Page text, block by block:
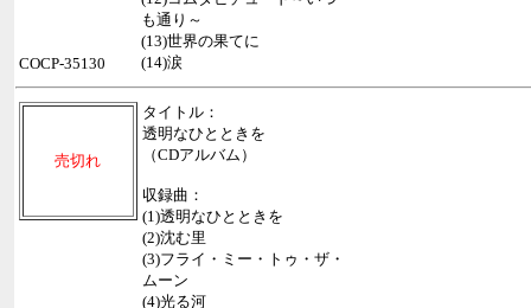
も通り～
(13)世界の果てに
(14)涙
COCP-35130
売切れ
タイトル：
透明なひとときを
（CDアルバム）
収録曲：
(1)透明なひとときを
(2)沈む里
(3)フライ・ミー・トゥ・ザ・
ムーン
(4)光る河